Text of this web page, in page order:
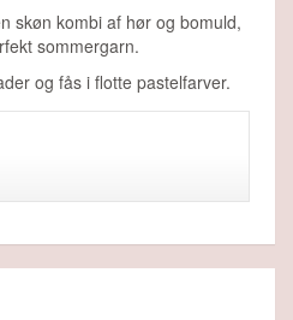
skøn kombi af hør og bomuld,
sommergarn.
og fås i flotte pastelfarver.